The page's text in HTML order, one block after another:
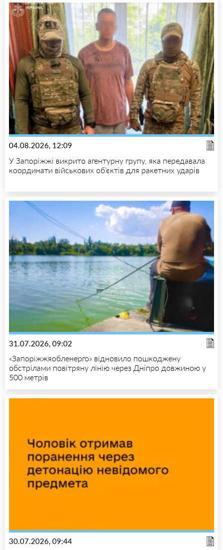
04.08.2026, 12:09
У Запоріжжі викрито агентурну групу, яка передавала
координати військових об’єктів для ракетних ударів
31.07.2026, 09:02
«Запоріжжяобленерго» відновило пошкоджену
обстрілами повітряну лінію через Дніпро довжиною у
500 метрів
30.07.2026, 09:44